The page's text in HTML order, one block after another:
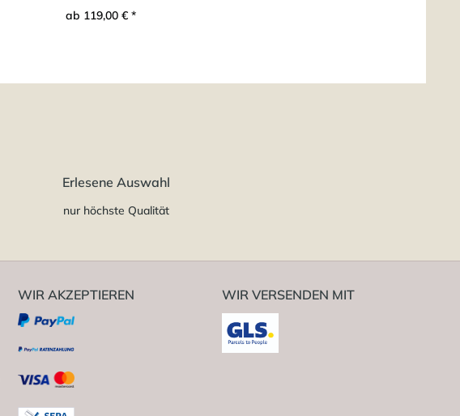
ab 119,00 € *
Erlesene Auswahl
nur höchste Qualität
WIR AKZEPTIEREN WIR VERSENDEN MIT